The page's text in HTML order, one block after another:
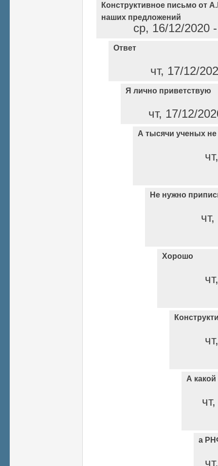
Конструктивное письмо от
наших предложений
ср, 16/12/2020
Ответ
чт, 17/12/
Я лично приветствую
чт, 17/12/
А тысячи ученых
Не нужно
Хорошо
А
а